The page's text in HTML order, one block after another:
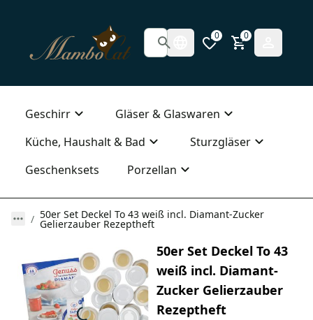
0 0
Geschirr
Gläser & Glaswaren
Küche, Haushalt & Bad
Sturzgläser
Geschenksets
Porzellan
50er Set Deckel To 43 weiß incl. Diamant-Zucker
Gelierzauber Rezeptheft
50er Set Deckel To 43
weiß incl. Diamant-
Zucker Gelierzauber
Rezeptheft